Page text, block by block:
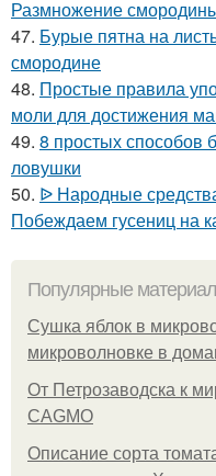
Размножение
47. Бурые пятна на
смородине
48. Простые правила
моли для достижения
49. 8 простых способов
ловушки
50. ᐉ Народные
Побеждаем гусениц на
Популярные
Сушка яблок в
микроволновке в
От Петрозаводска к
CAGMO
Описание сорта